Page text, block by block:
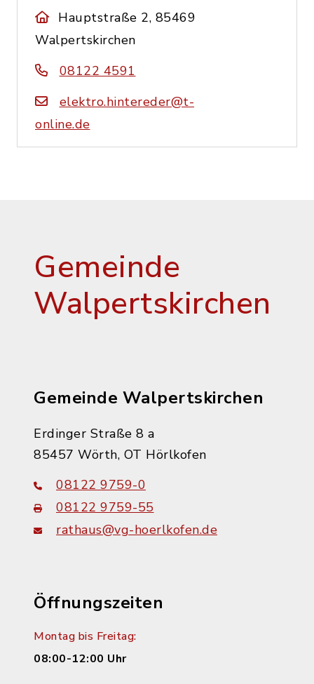
Hauptstraße 2, 85469
Walpertskirchen
08122 4591
elektro.hintereder@t-
online.de
Gemeinde
Walpertskirchen
Gemeinde Walpertskirchen
Erdinger Straße 8 a
85457 Wörth, OT Hörlkofen
08122 9759-0
08122 9759-55
rathaus@vg-hoerlkofen.de
Öffnungszeiten
Montag bis Freitag:
08:00-12:00 Uhr